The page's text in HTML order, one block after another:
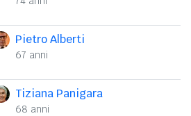
Pietro Alberti
67 anni
Tiziana Panigara
68 anni